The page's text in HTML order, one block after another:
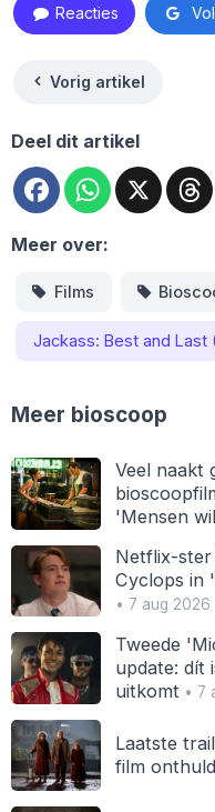
Reacties
Vorig artikel
Deel dit artikel
FacebookWhatsApp
X
Meer over:
Films
Jackass: Best and Last
Meer bioscoop
Veel naakt
'Mensen
Netflix-ster
Cyclops in
• 7 aug 2026
Tweede
update: dít
uitkomt • 7
Laatste
film onthuld